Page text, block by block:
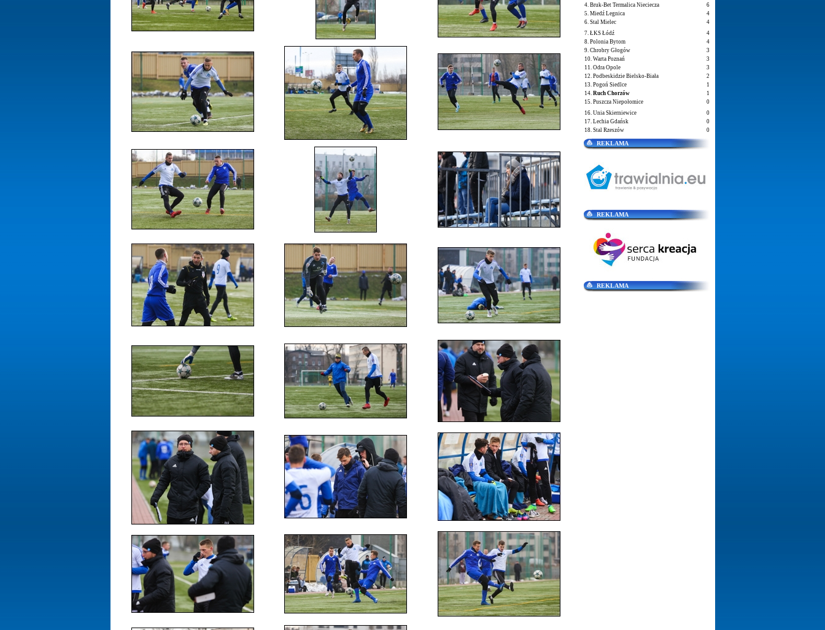
4. Bruk-Bet Termalica Nieciecza
6
5. Miedź Legnica
4
6. Stal Mielec
4
7. ŁKS Łódź
4
8. Polonia Bytom
4
9. Chrobry Głogów
3
10. Warta Poznań
3
11. Odra Opole
3
12. Podbeskidzie Bielsko-Biała
2
13. Pogoń Siedlce
1
14. Ruch Chorzów
1
15. Puszcza Niepołomice
0
16. Unia Skierniewice
0
17. Lechia Gdańsk
0
18. Stal Rzeszów
0
REKLAMA
REKLAMA
REKLAMA